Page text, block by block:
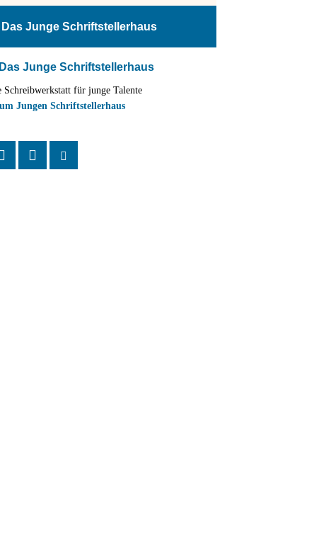
Das Junge Schriftstellerhaus
Schreibwerkstatt für junge Talente
Jungen Schriftstellerhaus